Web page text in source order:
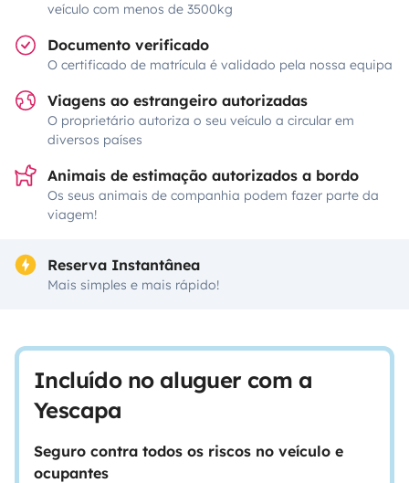
veículo com menos de 3500kg
Documento verificado
O certificado de matrícula é validado pela nossa equipa
Viagens ao estrangeiro autorizadas
O proprietário autoriza o seu veículo a circular em
diversos países
Animais de estimação autorizados a bordo
Os seus animais de companhia podem fazer parte da
viagem!
Reserva Instantânea
Mais simples e mais rápido!
Incluído no aluguer com a
Yescapa
Seguro contra todos os riscos no veículo e
ocupantes